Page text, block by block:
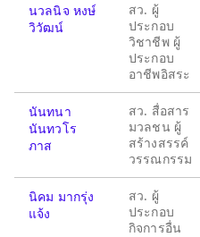
นวลนิจ หงษ์
วิวัฒน์
สว. ผู้
ประกอบ
วิชาชีพ ผู้
ประกอบ
อาชีพอิสระ
นันทนา
นันทวโร
ภาส
สว. สื่อสาร
มวลชน ผู้
สร้างสรรค์
วรรณกรรม
นิคม มากรุ่ง
แจ้ง
สว. ผู้
ประกอบ
กิจการอื่น